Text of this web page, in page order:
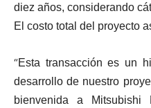
diez años, considerando
El costo total del proyecto
“Esta transacción es un
desarrollo de nuestro
bienvenida a Mitsubishi